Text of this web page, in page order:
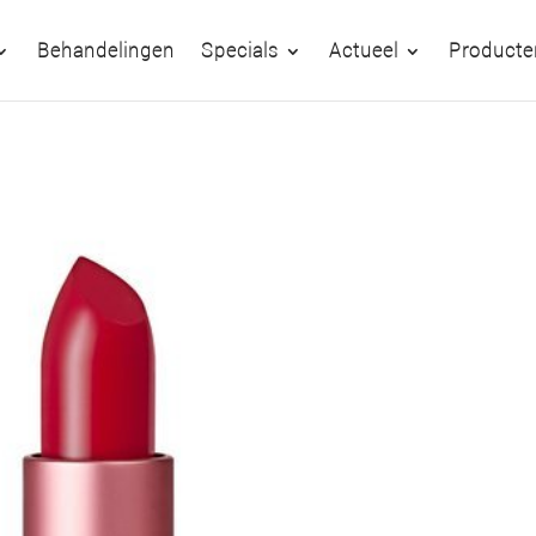
Behandelingen Specials Actueel